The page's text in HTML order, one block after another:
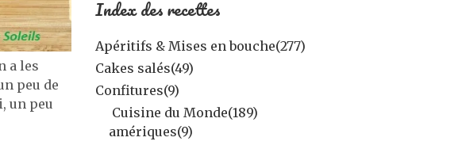
a les
peu de
un peu
Index des recettes
Apéritifs & Mises en bouche(277)
Cakes salés(49)
Confitures(9)
Cuisine du Monde(189)
amériques(9)